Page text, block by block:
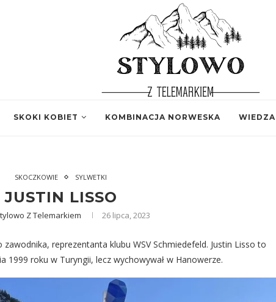
SKOKI KOBIET KOMBINACJA NORWESKA WIEDZA
SKOCZKOWIE SYLWETKI
JUSTIN LISSO
Z Telemarkiem 26 lipca, 2023
reprezentanta klubu WSV Schmiedefeld. Justin Lisso to
1999 roku w Turyngii, lecz wychowywał w Hanowerze.